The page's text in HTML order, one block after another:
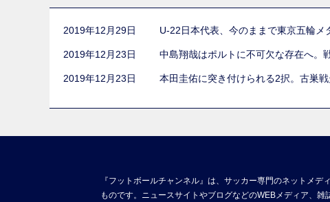
2019年12月29日 U-22日本代表、今のままで東京五輪
2019年12月23日 中島翔哉はポルトに不可欠な存在へ。
2019年12月23日 本田圭佑に突き付けられる2択。古巣
『フットボールチャンネル』は、サッカー専門のネットメ
ものです。ニュースサイトやブログなどのWEBメディア、